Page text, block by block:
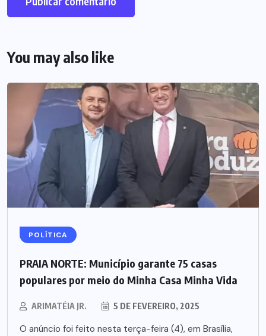
You may also like
POLÍTICA
PRAIA NORTE: Município garante 75 casas
populares por meio do Minha Casa Minha Vida
ARIMATÉIA JR. 5 DE FEVEREIRO, 2025
O anúncio foi feito nesta terça-feira (4), em Brasília,